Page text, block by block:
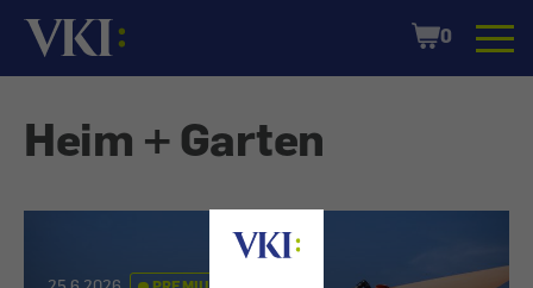
Startseite
Shopping
Cart
0
Heim + Garten